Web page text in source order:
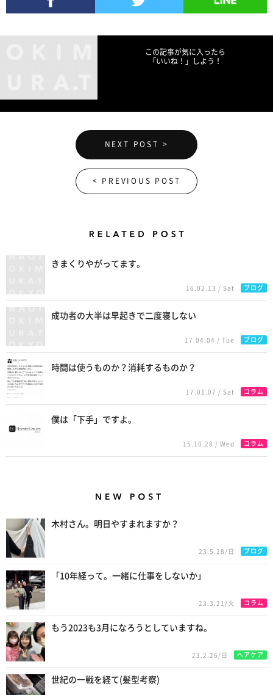
この記事が気に入ったら
「いいね！」しよう！
NEXT POST >
< PREVIOUS POST
きまくりやがってます。
16.02.13 / Sat ブログ
成功者の大半は早起きで二度寝しない
17.04.04 / Tue ブログ
時間は使うものか？消耗するものか？
17.01.07 / Sat コラム
僕は「下手」ですよ。
15.10.28 / Wed コラム
木村さん。明日やすまれますか？
23.5.28/日 ブログ
「10年経って。一緒に仕事をしないか」
23.3.21/火 コラム
もう2023も3月になろうとしていますね。
23.2.26/日 ヘアケア
世紀の一戦を経て(髪型考察)